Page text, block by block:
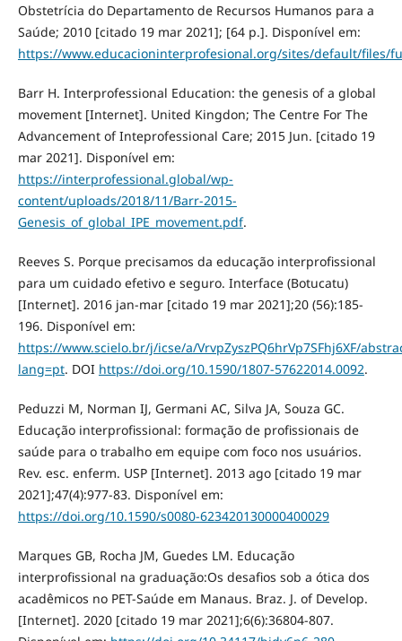
Obstetrícia do Departamento de Recursos Humanos para a
Saúde; 2010 [citado 19 mar 2021]; [64 p.]. Disponível em:
https://www.educacioninterprofesional.org/sites/default/files/
Barr H. Interprofessional Education: the genesis of a global
movement [Internet]. United Kingdon; The Centre For The
Advancement of Inteprofessional Care; 2015 Jun. [citado 19
mar 2021]. Disponível em:
https://interprofessional.global/wp-
content/uploads/2018/11/Barr-2015-
Genesis_of_global_IPE_movement.pdf.
Reeves S. Porque precisamos da educação interprofissional
para um cuidado efetivo e seguro. Interface (Botucatu)
[Internet]. 2016 jan-mar [citado 19 mar 2021];20 (56):185-
196. Disponível em:
https://www.scielo.br/j/icse/a/VrvpZyszPQ6hrVp7SFhj6XF/
lang=pt. DOI https://doi.org/10.1590/1807-57622014.0092.
Peduzzi M, Norman IJ, Germani AC, Silva JA, Souza GC.
Educação interprofissional: formação de profissionais de
saúde para o trabalho em equipe com foco nos usuários.
Rev. esc. enferm. USP [Internet]. 2013 ago [citado 19 mar
2021];47(4):977-83. Disponível em:
https://doi.org/10.1590/s0080-623420130000400029
Marques GB, Rocha JM, Guedes LM. Educação
interprofissional na graduação:Os desafios sob a ótica dos
acadêmicos no PET-Saúde em Manaus. Braz. J. of Develop.
[Internet]. 2020 [citado 19 mar 2021];6(6):36804-807.